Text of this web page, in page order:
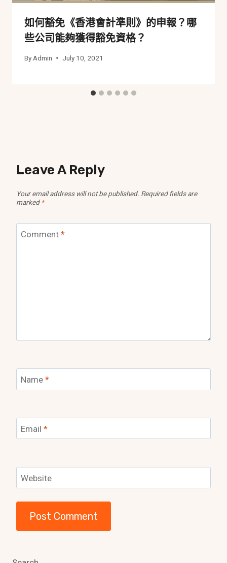
如何豁免《香港會計準則》的申報？哪
些公司能夠獲得豁免資格？
By Admin July 10, 2021
Leave A Reply
Your email address will not be published. Required fields are
marked *
Comment *
Name *
Email *
Website